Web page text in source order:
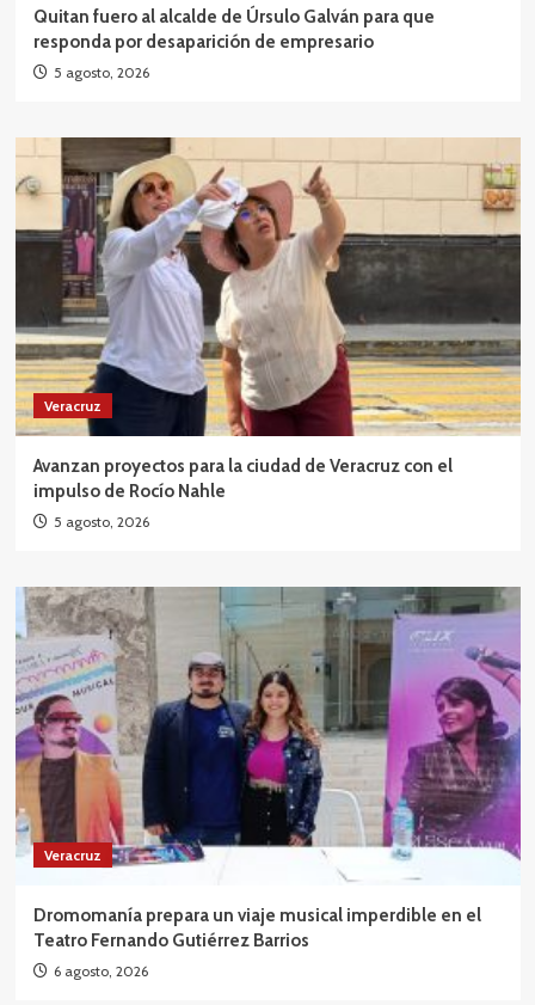
Quitan fuero al alcalde de Úrsulo Galván para que
responda por desaparición de empresario
5 agosto, 2026
Veracruz
Avanzan proyectos para la ciudad de Veracruz con el
impulso de Rocío Nahle
5 agosto, 2026
Veracruz
Dromomanía prepara un viaje musical imperdible en el
Teatro Fernando Gutiérrez Barrios
6 agosto, 2026